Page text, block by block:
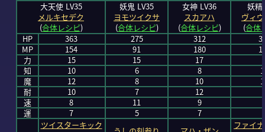
大天使 LV35
メルキセデク
(合体レシピ)
妖鬼 LV35
ヨモツイクサ
(合体レシピ)
女神 LV36
スカアハ
(合体レシピ)
妖精
ヴィ
(合体
HP
363 275 312
MP
154 91 180
力
15 15 17
知
10 6 8
魔
12 8 10
耐
10 7 12
速
8 11 9
運
7 5 7
ツイスターキック
ファイ